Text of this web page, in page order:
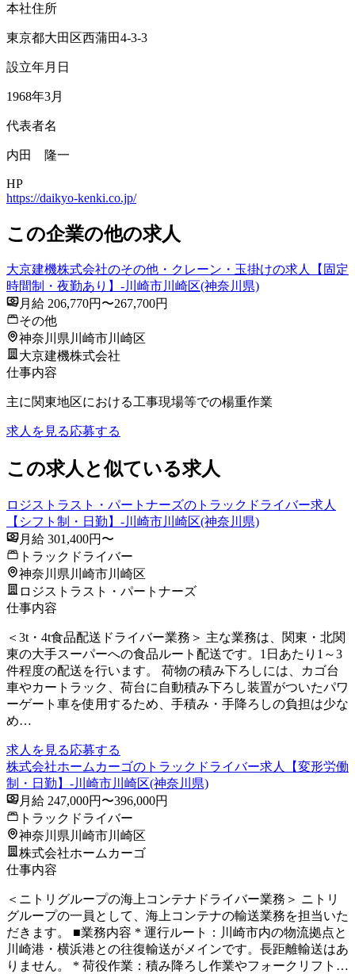
本社住所
東京都大田区西蒲田4-3-3
設立年月日
1968年3月
代表者名
内田 隆一
HP
https://daikyo-kenki.co.jp/
この企業の他の求人
大京建機株式会社のその他・クレーン・玉掛けの求人【固定
時間制・夜勤あり】-川崎市川崎区(神奈川県)
月給 206,770円〜267,700円
その他
神奈川県川崎市川崎区
大京建機株式会社
仕事内容
主に関東地区における工事現場等での楊重作業
求人を見る応募する
この求人と似ている求人
ロジストラスト・パートナーズのトラックドライバー求人
【シフト制・日勤】-川崎市川崎区(神奈川県)
月給 301,400円〜
トラックドライバー
神奈川県川崎市川崎区
ロジストラスト・パートナーズ
仕事内容
＜3t・4t食品配送ドライバー業務＞ 主な業務は、関東・北関
東の大手スーパーへの食品ルート配送です。1日あたり1～3
件程度の配送を行います。 荷物の積み下ろしには、カゴ台
車やカートラック、荷台に自動積み下ろし装置がついたパワ
ーゲート車を使用するため、手積み・手降ろしの負担は少な
め…
求人を見る応募する
株式会社ホームカーゴのトラックドライバー求人【変形労働
制・日勤】-川崎市川崎区(神奈川県)
月給 247,000円〜396,000円
トラックドライバー
神奈川県川崎市川崎区
株式会社ホームカーゴ
仕事内容
＜ニトリグループの海上コンテナドライバー業務＞ ニトリ
グループの一員として、海上コンテナの輸送業務を担当いた
だきます。 ■業務内容 * 運行ルート：川崎市内の物流拠点と
川崎港・横浜港との往復輸送がメインです。長距離輸送はあ
りません。 * 荷役作業：積み降ろし作業やフォークリフト…